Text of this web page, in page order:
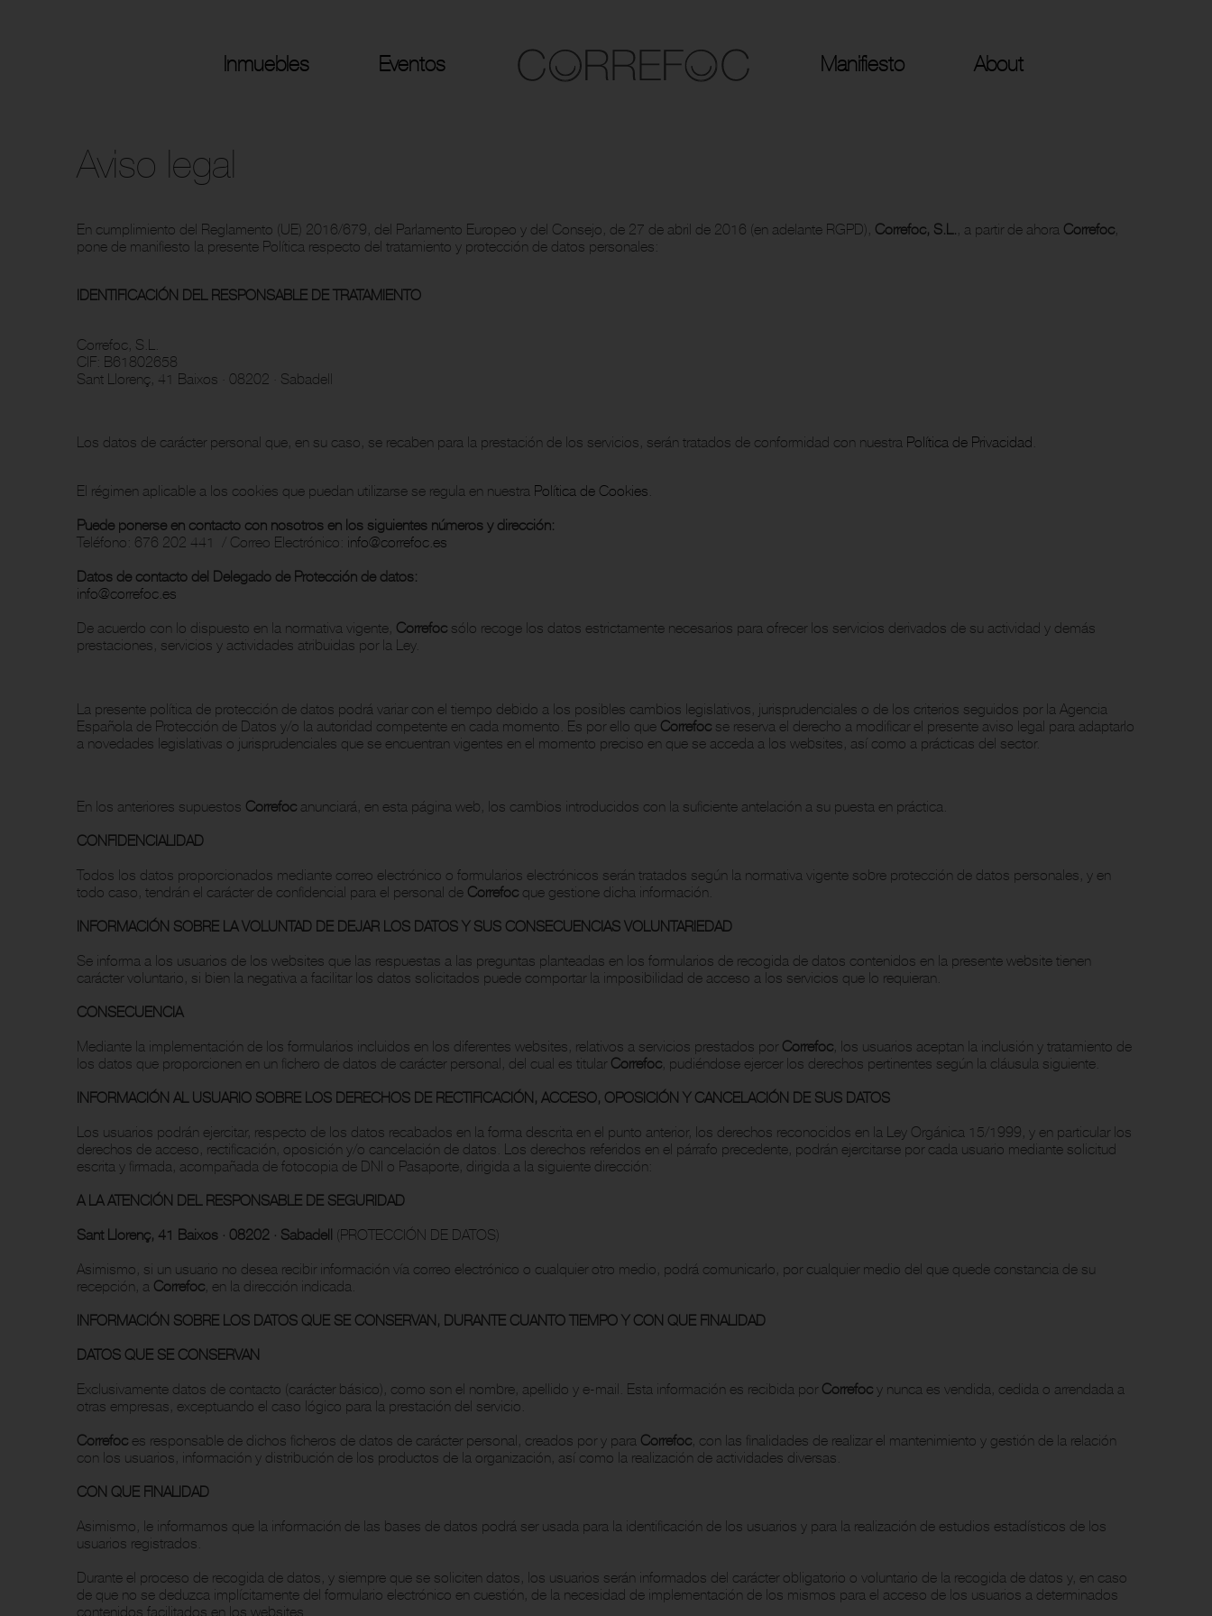
Inmuebles Eventos Manifiesto About
Aviso legal
En cumplimiento del Reglamento (UE) 2016/679, del Parlamento Europeo y del Consejo, de 27 de abril de 2016 (en adelante RGPD), Correfoc, S.L., a partir de ahora Correfoc,
pone de manifiesto la presente Política respecto del tratamiento y protección de datos personales:
IDENTIFICACIÓN DEL RESPONSABLE DE TRATAMIENTO
Correfoc, S.L.
CIF: B61802658
Sant Llorenç, 41 Baixos · 08202 · Sabadell
Los datos de carácter personal que, en su caso, se recaben para la prestación de los servicios, serán tratados de conformidad con nuestra Política de Privacidad.
El régimen aplicable a los cookies que puedan utilizarse se regula en nuestra Política de Cookies.
Puede ponerse en contacto con nosotros en los siguientes números y dirección:
Teléfono: 676 202 441 / Correo Electrónico: info@correfoc.es
Datos de contacto del Delegado de Protección de datos:
info@correfoc.es
De acuerdo con lo dispuesto en la normativa vigente, Correfocsólo recoge los datos estrictamente necesarios para ofrecer los servicios derivados de su actividad y demás
prestaciones, servicios y actividades atribuidas por la Ley.
La presente política de protección de datos podrá variar con el tiempo debido a los posibles cambios legislativos, jurisprudenciales o de los criterios seguidos por la Agencia
Española de Protección de Datos y/o la autoridad competente en cada momento. Es por ello que Correfocse reserva el derecho a modificar el presente aviso legal para adaptarlo
a novedades legislativas o jurisprudenciales que se encuentran vigentes en el momento preciso en que se acceda a los websites, así como a prácticas del sector.
En los anteriores supuestos Correfocanunciará, en esta página web, los cambios introducidos con la suficiente antelación a su puesta en práctica.
CONFIDENCIALIDAD
Todos los datos proporcionados mediante correo electrónico o formularios electrónicos serán tratados según la normativa vigente sobre protección de datos personales, y en
todo caso, tendrán el carácter de confidencial para el personal de Correfocque gestione dicha información.
INFORMACIÓN SOBRE LA VOLUNTAD DE DEJAR LOS DATOS Y SUS CONSECUENCIAS VOLUNTARIEDAD
Se informa a los usuarios de los websites que las respuestas a las preguntas planteadas en los formularios de recogida de datos contenidos en la presente website tienen
carácter voluntario, si bien la negativa a facilitar los datos solicitados puede comportar la imposibilidad de acceso a los servicios que lo requieran.
CONSECUENCIA
Mediante la implementación de los formularios incluidos en los diferentes websites, relativos a servicios prestados porCorrefoc, los usuarios aceptan la inclusión y tratamiento de
los datos que proporcionen en un fichero de datos de carácter personal, del cual es titularCorrefoc, pudiéndose ejercer los derechos pertinentes según la cláusula siguiente.
INFORMACIÓN AL USUARIO SOBRE LOS DERECHOS DE RECTIFICACIÓN, ACCESO, OPOSICIÓN Y CANCELACIÓN DE SUS DATOS
Los usuarios podrán ejercitar, respecto de los datos recabados en la forma descrita en el punto anterior, los derechos reconocidos en la Ley Orgánica 15/1999, y en particular los
derechos de acceso, rectificación, oposición y/o cancelación de datos. Los derechos referidos en el párrafo precedente, podrán ejercitarse por cada usuario mediante solicitud
escrita y firmada, acompañada de fotocopia de DNI o Pasaporte, dirigida a la siguiente dirección:
A LA ATENCIÓN DEL RESPONSABLE DE SEGURIDAD
Sant Llorenç, 41 Baixos · 08202 · Sabadell (PROTECCIÓN DE DATOS)
Asimismo, si un usuario no desea recibir información vía correo electrónico o cualquier otro medio, podrá comunicarlo, por cualquier medio del que quede constancia de su
recepción, a Correfoc, en la dirección indicada.
INFORMACIÓN SOBRE LOS DATOS QUE SE CONSERVAN, DURANTE CUANTO TIEMPO Y CON QUE FINALIDAD
DATOS QUE SE CONSERVAN
Exclusivamente datos de contacto (carácter básico), como son el nombre, apellido y e-mail. Esta información es recibida porCorrefocy nunca es vendida, cedida o arrendada a
otras empresas, exceptuando el caso lógico para la prestación del servicio.
Correfoces responsable de dichos ficheros de datos de carácter personal, creados por y para Correfoc, con las finalidades de realizar el mantenimiento y gestión de la relación
con los usuarios, información y distribución de los productos de la organización, así como la realización de actividades diversas.
CON QUE FINALIDAD
Asimismo, le informamos que la información de las bases de datos podrá ser usada para la identificación de los usuarios y para la realización de estudios estadísticos de los
usuarios registrados.
Durante el proceso de recogida de datos, y siempre que se soliciten datos, los usuarios serán informados del carácter obligatorio o voluntario de la recogida de datos y, en caso
de que no se deduzca implícitamente del formulario electrónico en cuestión, de la necesidad de implementación de los mismos para el acceso de los usuarios a determinados
contenidos facilitados en los websites.